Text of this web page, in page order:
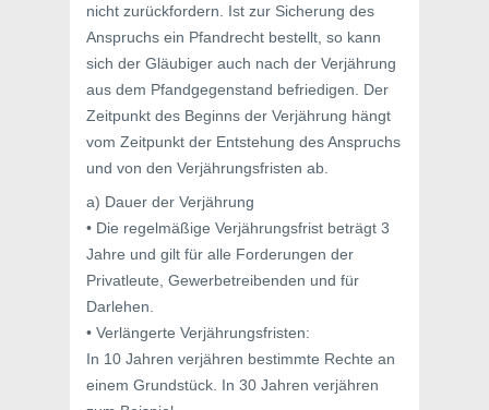
nicht zurückfordern. Ist zur Sicherung des
Anspruchs ein Pfandrecht bestellt, so kann
sich der Gläubiger auch nach der Verjährung
aus dem Pfandgegenstand befriedigen. Der
Zeitpunkt des Beginns der Verjährung hängt
vom Zeitpunkt der Entstehung des Anspruchs
und von den Verjährungsfristen ab.
a) Dauer der Verjährung
• Die regelmäßige Verjährungsfrist beträgt 3
Jahre und gilt für alle Forderungen der
Privatleute, Gewerbetreibenden und für
Darlehen.
• Verlängerte Verjährungsfristen:
In 10 Jahren verjähren bestimmte Rechte an
einem Grundstück. In 30 Jahren verjähren